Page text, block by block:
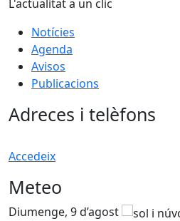
L'actualitat a un clic
Notícies
Agenda
Avisos
Publicacions
Adreces i telèfons
Accedeix
Meteo
Diumenge, 9 d’agost